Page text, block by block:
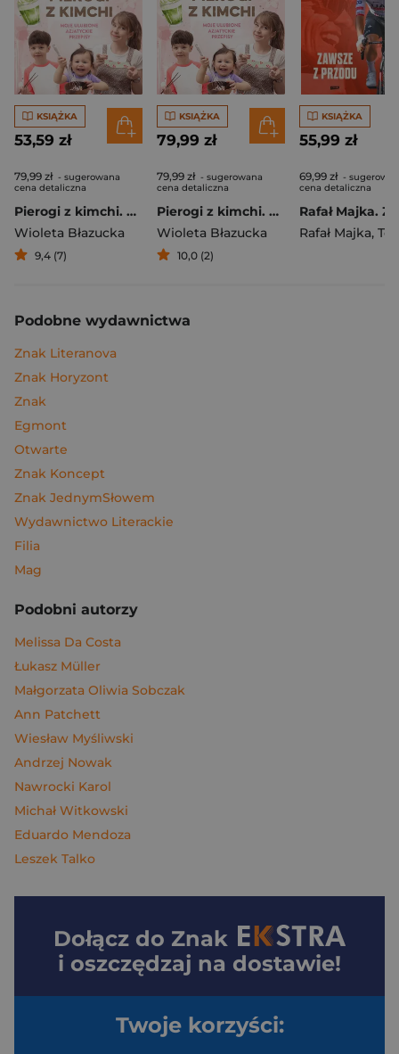
KSIĄŻKA
53,59 zł
79,99 zł - sugerowana
cena detaliczna
Pierogi z kimchi. Moje ulubione azjatyckie przepisy
Wioleta Błazucka
9,4 (7)
KSIĄŻKA
79,99 zł
79,99 zł - sugerowana
cena detaliczna
Pierogi z kimchi. Moje ulubione azjatyckie przepisy - książka z autografem
Wioleta Błazucka
10,0 (2)
KSIĄŻKA
55,99 zł
69,99 zł -
cena detaliczna
Rafał Majka,
Podobne wydawnictwa
Znak Literanova
Znak Horyzont
Znak
Egmont
Otwarte
Znak Koncept
Znak JednymSłowem
Wydawnictwo Literackie
Filia
Mag
Podobni autorzy
Melissa Da Costa
Łukasz Müller
Małgorzata Oliwia Sobczak
Ann Patchett
Wiesław Myśliwski
Andrzej Nowak
Nawrocki Karol
Michał Witkowski
Eduardo Mendoza
Leszek Talko
Dołącz do Znak
i oszczędzaj na dostawie!
Twoje korzyści: